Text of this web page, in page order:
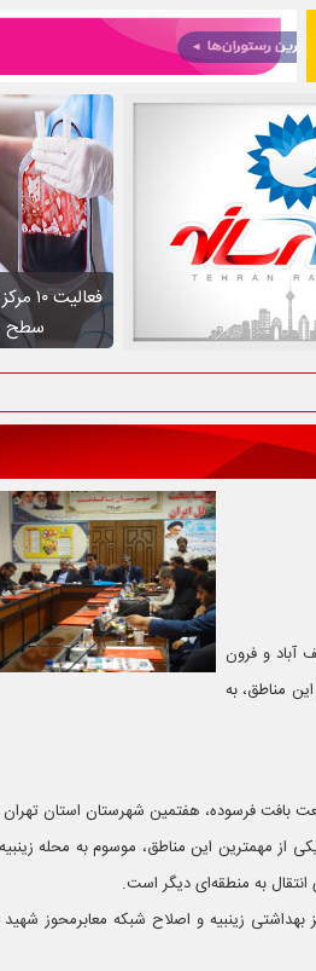
سطح
و فرون
این مناطق، به
بافت فرسوده، هفتمین شهرستان استان
وجود دارد که یکی از مهمترین این مناطق، موسوم به محله
انتقال به منطقه‌ای دیگر است.
زینبیه و اصلاح شبکه معابرمحوز شهید